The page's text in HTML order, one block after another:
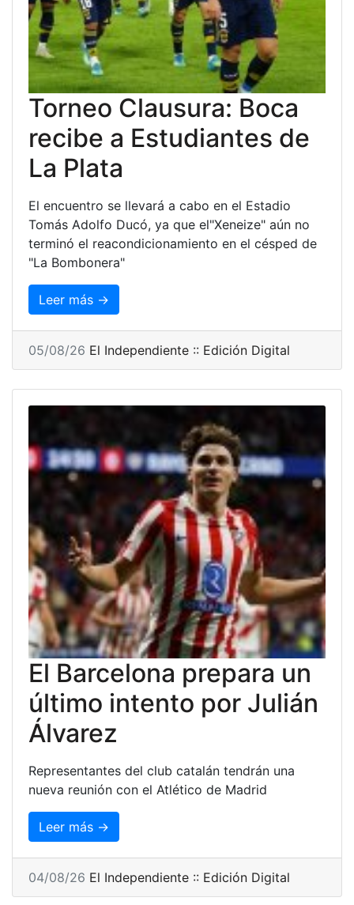
Torneo Clausura: Boca
recibe a Estudiantes de
La Plata
El encuentro se llevará a cabo en el Estadio
Tomás Adolfo Ducó, ya que el"Xeneize" aún no
terminó el reacondicionamiento en el césped de
"La Bombonera"
Leer más →
05/08/26 El Independiente :: Edición Digital
El Barcelona prepara un
último intento por Julián
Álvarez
Representantes del club catalán tendrán una
nueva reunión con el Atlético de Madrid
Leer más →
04/08/26 El Independiente :: Edición Digital